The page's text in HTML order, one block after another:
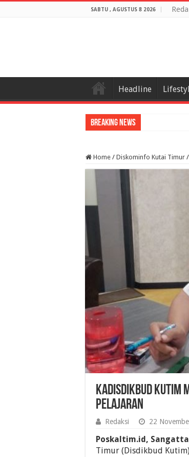
SABTU , AGUSTUS 8 2026
Headline
Breaking News
Home / Diskominfo Kutai Timur /
Kadisdikbud Kutim
Pelajaran
Redaksi 22
Poskaltim.id,
Timur (Disdikbud